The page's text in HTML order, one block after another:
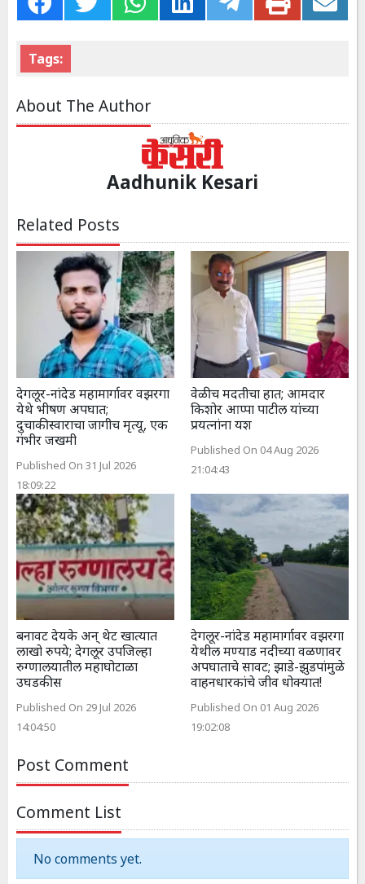
Tags:
About The Author
Aadhunik Kesari
Related Posts
देगलूर-नांदेड महामार्गावर वझरगा
येथे भीषण अपघात;
दुचाकीस्वाराचा जागीच मृत्यू, एक
गंभीर जखमी
Published On 31 Jul 2026
18:09:22
वेळीच मदतीचा हात; आमदार
किशोर आप्पा पाटील यांच्या
प्रयत्नांना यश
Published On 04 Aug 2026
21:04:43
बनावट देयके अन् थेट खात्यात
लाखो रुपये; देगलूर उपजिल्हा
रुग्णालयातील महाघोटाळा
उघडकीस
Published On 29 Jul 2026
14:04:50
देगलूर-नांदेड महामार्गावर वझरगा
येथील मण्याड नदीच्या वळणावर
अपघाताचे सावट; झाडे-झुडपांमुळे
वाहनधारकांचे जीव धोक्यात!
Published On 01 Aug 2026
19:02:08
Post Comment
Comment List
No comments yet.